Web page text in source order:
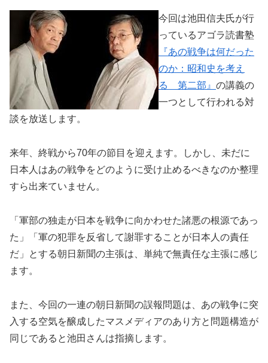
今回は池田信夫氏が行
っているアゴラ読書塾
『あの戦争は何だった
のか：昭和史を考え
る 第二部』 の講義の
一つとして行われる対
談を放送します。
来年、終戦から70年の節目を迎えます。しかし、未だに
日本人はあの戦争をどのように受け止めるべきなのか整理
すら出来ていません。
「軍部の独走が日本を戦争に向かわせた諸悪の根源であっ
た」「軍の犯罪を反省して謝罪することが日本人の責任
だ」とする朝日新聞の主張は、単純で無責任な主張に感じ
ます。
また、今回の一連の朝日新聞の誤報問題は、あの戦争に突
入する空気を醸成したマスメディアのあり方と問題構造が
同じであると池田さんは指摘します。